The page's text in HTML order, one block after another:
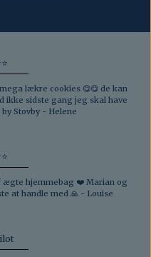
lækre cookies 😋😋 de kan
ikke sidste gang jeg skal have
Stovby - Helene
ægte hjemmebag ❤️Marian og
at handle med 🙏- Louise